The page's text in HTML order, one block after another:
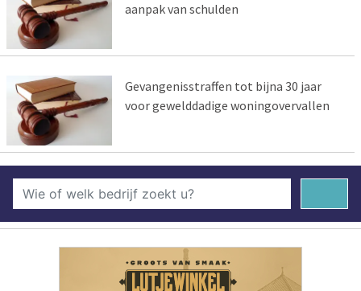
aanpak van schulden
Gevangenisstraffen tot bijna 30 jaar
voor gewelddadige woningovervallen